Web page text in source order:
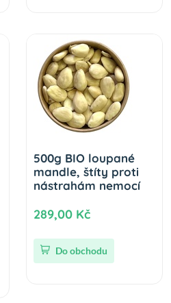
500g BIO loupané
mandle, štíty proti
nástrahám nemocí
289,00 Kč
Do obchodu